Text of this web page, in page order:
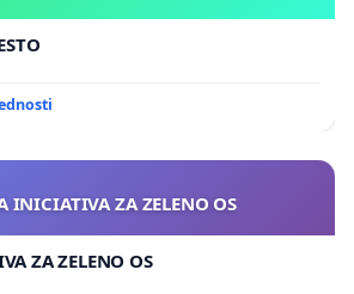
MESTO
INICIATIVA ZA ZELENO OS
ZA ZELENO OS